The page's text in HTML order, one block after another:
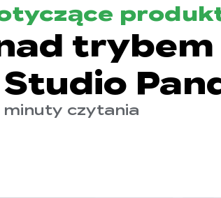
minuty czytania